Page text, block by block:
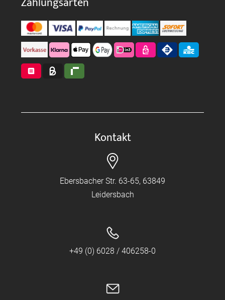
Kontakt
Ebersbacher Str. 63-65, 63849
Leidersbach
+49 (0) 6028 / 406258-0